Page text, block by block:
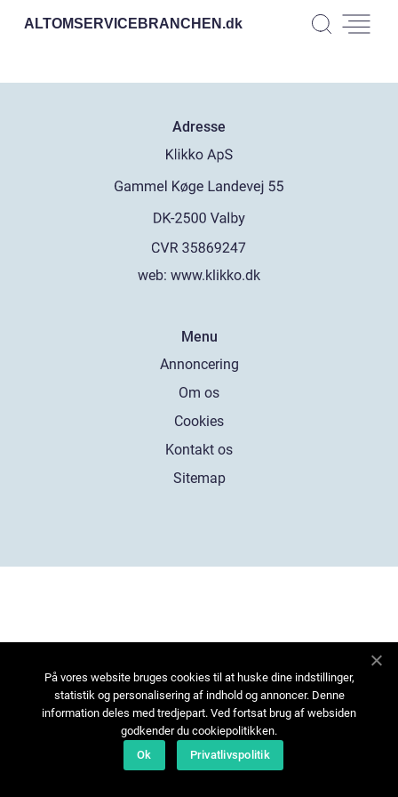
ALTOMSERVICEBRANCHEN.dk
Adresse
web: www.klikko.dk
Menu
Annoncering
Om os
Cookies
Kontakt os
Sitemap
På vores website bruges cookies til at huske dine indstillinger,
statistik og personalisering af indhold og annoncer. Denne
information deles med tredjepart. Ved fortsat brug af websiden
godkender du cookiepolitikken.
Ok
Privatlivspolitik